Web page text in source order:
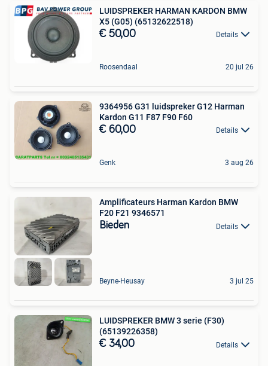
LUIDSPREKER HARMAN KARDON BMW
X5 (G05) (65132622518)
€ 50,00 Details
Roosendaal 20 jul 26
9364956 G31 luidspreker G12 Harman
Kardon G11 F87 F90 F60
€ 60,00 Details
Genk 3 aug 26
Amplificateurs Harman Kardon BMW
F20 F21 9346571
Bieden Details
Beyne-Heusay 3 jul 25
LUIDSPREKER BMW 3 serie (F30)
(65139226358)
€ 34,00 Details